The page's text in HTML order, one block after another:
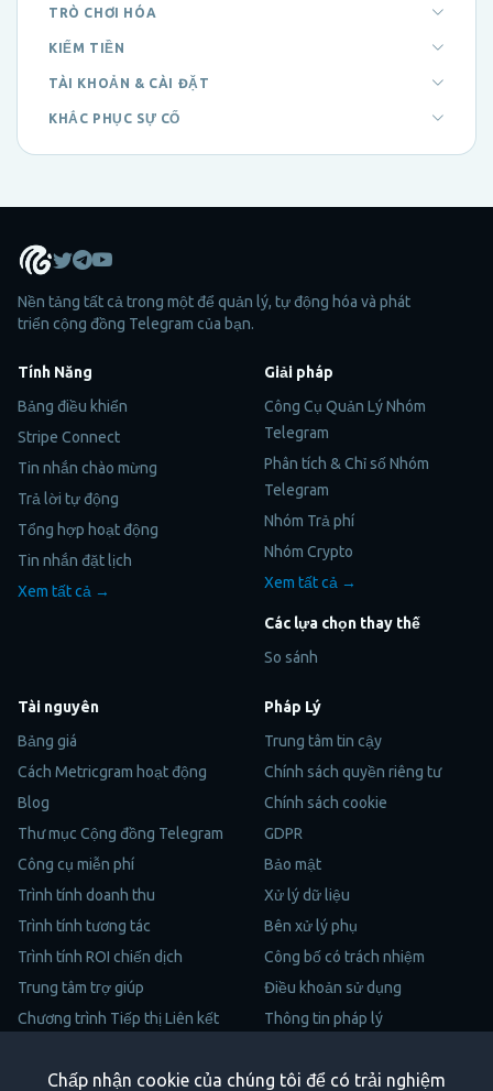
TRÒ CHƠI HÓA
KIẾM TIỀN
TÀI KHOẢN & CÀI ĐẶT
KHẮC PHỤC SỰ CỐ
Chấp nhận cookie của chúng tôi để có trải nghiệm
Nền tảng tất cả trong một để quản lý, tự động hóa và phát
triển cộng đồng Telegram của bạn.
Tính Năng
Bảng điều khiển
Stripe Connect
Tin nhắn chào mừng
Trả lời tự động
Tổng hợp hoạt động
Tin nhắn đặt lịch
Xem tất cả →
Giải pháp
Công Cụ Quản Lý Nhóm
Telegram
Phân tích & Chỉ số Nhóm
Telegram
Nhóm Trả phí
Nhóm Crypto
Xem tất cả →
Các lựa chọn thay thế
So sánh
Tài nguyên
Bảng giá
Cách Metricgram hoạt động
Blog
Thư mục Cộng đồng Telegram
Công cụ miễn phí
Trình tính doanh thu
Trình tính tương tác
Trình tính ROI chiến dịch
Trung tâm trợ giúp
Chương trình Tiếp thị Liên kết
Trustpilot
Pháp Lý
Trung tâm tin cậy
Chính sách quyền riêng tư
Chính sách cookie
GDPR
Bảo mật
Xử lý dữ liệu
Bên xử lý phụ
Công bố có trách nhiệm
Điều khoản sử dụng
Thông tin pháp lý